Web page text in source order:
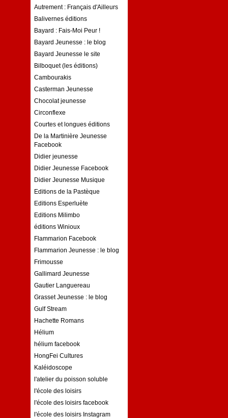
Autrement : Français d'Ailleurs
Balivernes éditions
Bayard : Fais-Moi Peur !
Bayard Jeunesse : le blog
Bayard Jeunesse le site
Bilboquet (les éditions)
Cambourakis
Casterman Jeunesse
Chocolat jeunesse
Circonflexe
Courtes et longues éditions
De la Martinière Jeunesse
Facebook
Didier jeunesse
Didier Jeunesse Facebook
Didier Jeunesse Musique
Editions de la Pastèque
Editions Esperluète
Editions Milimbo
éditions Winioux
Flammarion Facebook
Flammarion Jeunesse : le blog
Frimousse
Gallimard Jeunesse
Gautier Languereau
Grasset Jeunesse : le blog
Gulf Stream
Hachette Romans
Hélium
hélium facebook
HongFei Cultures
Kaléidoscope
l'atelier du poisson soluble
l'école des loisirs
l'école des loisirs facebook
l'école des loisirs Instagram